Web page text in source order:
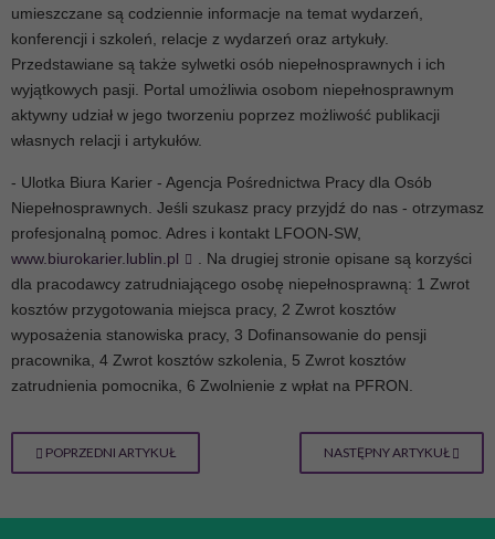
umieszczane są codziennie informacje na temat wydarzeń,
konferencji i szkoleń, relacje z wydarzeń oraz artykuły.
Przedstawiane są także sylwetki osób niepełnosprawnych i ich
wyjątkowych pasji. Portal umożliwia osobom niepełnosprawnym
aktywny udział w jego tworzeniu poprzez możliwość publikacji
własnych relacji i artykułów.
- Ulotka Biura Karier - Agencja Pośrednictwa Pracy dla Osób
Niepełnosprawnych. Jeśli szukasz pracy przyjdź do nas - otrzymasz
profesjonalną pomoc. Adres i kontakt LFOON-SW,
www.biurokarier.lublin.pl
. Na drugiej stronie opisane są korzyści
dla pracodawcy zatrudniającego osobę niepełnosprawną: 1 Zwrot
kosztów przygotowania miejsca pracy, 2 Zwrot kosztów
wyposażenia stanowiska pracy, 3 Dofinansowanie do pensji
pracownika, 4 Zwrot kosztów szkolenia, 5 Zwrot kosztów
zatrudnienia pomocnika, 6 Zwolnienie z wpłat na PFRON.
POPRZEDNI ARTYKUŁ NASTĘPNY ARTYKUŁ